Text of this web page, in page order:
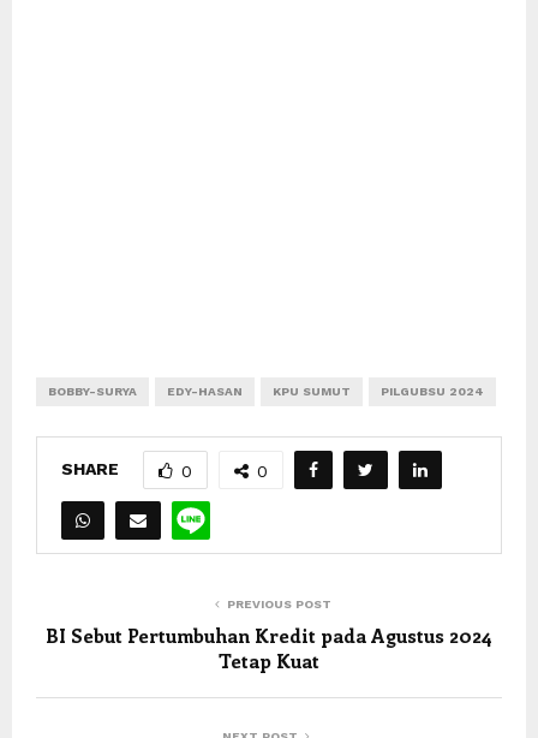
BOBBY-SURYA EDY-HASAN KPU SUMUT PILGUBSU 2024
SHARE 0 0
PREVIOUS POST
BI Sebut Pertumbuhan Kredit pada Agustus 2024
Tetap Kuat